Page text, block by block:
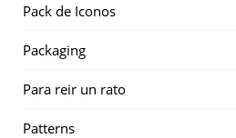
Pack de Iconos
Packaging
Para reir un rato
Patterns